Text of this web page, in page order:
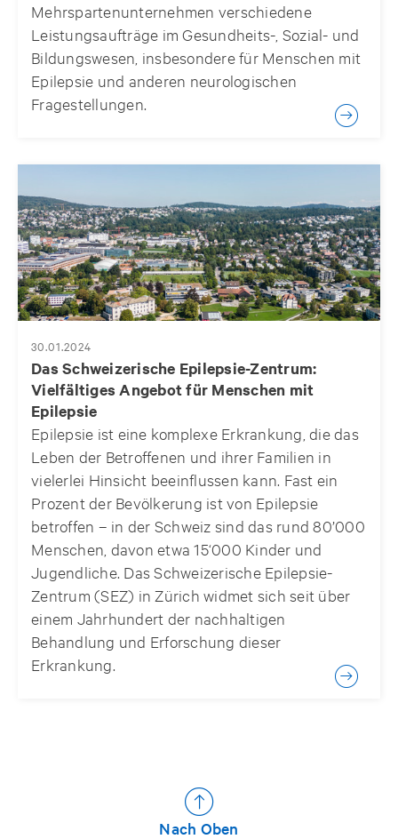
Mehrspartenunternehmen verschiedene
Leistungsaufträge im Gesundheits-, Sozial- und
Bildungswesen, insbesondere für Menschen mit
Epilepsie und anderen neurologischen
Fragestellungen.
30.01.2024
Das Schweizerische Epilepsie-Zentrum:
Vielfältiges Angebot für Menschen mit
Epilepsie
Epilepsie ist eine komplexe Erkrankung, die das
Leben der Betroffenen und ihrer Familien in
vielerlei Hinsicht beeinflussen kann. Fast ein
Prozent der Bevölkerung ist von Epilepsie
betroffen – in der Schweiz sind das rund 80’000
Menschen, davon etwa 15‘000 Kinder und
Jugendliche. Das Schweizerische Epilepsie-
Zentrum (SEZ) in Zürich widmet sich seit über
einem Jahrhundert der nachhaltigen
Behandlung und Erforschung dieser
Erkrankung.
Nach Oben